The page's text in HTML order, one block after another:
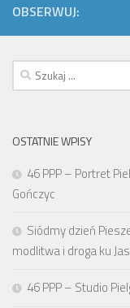
OBSERWUJ:
Szukaj:
OSTATNIE WPISY
46 PPP – Portret
Gończyc
Siódmy dzień
modlitwa i droga ku
46 PPP – Studio